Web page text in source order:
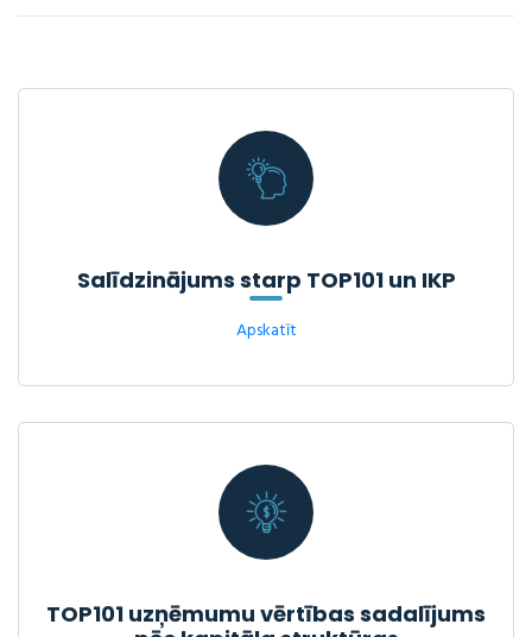
Salīdzinājums starp TOP101 un IKP
Apskatīt
TOP101 uzņēmumu vērtības sadalījums